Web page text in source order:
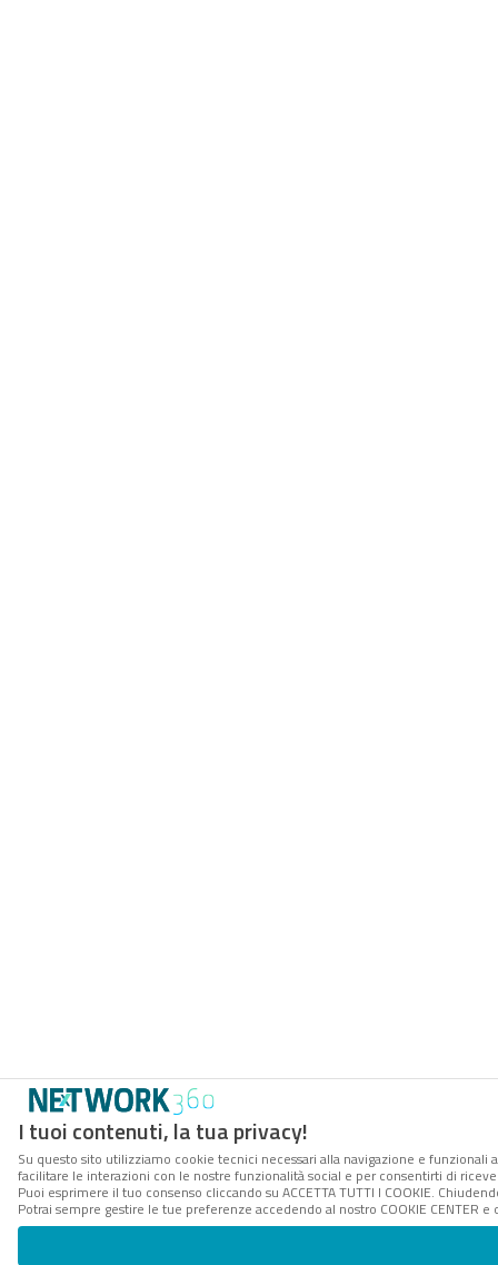
I tuoi contenuti, la tua privacy!
Su questo sito utilizziamo cookie tecnici necessari alla navigazione e
facilitare le interazioni con le nostre funzionalità social e per consentirti di
Puoi esprimere il tuo consenso cliccando su ACCETTA TUTTI I COOKIE.
Potrai sempre gestire le tue preferenze accedendo al nostro COOKIE